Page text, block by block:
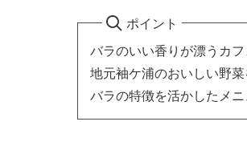
ポイント
バラのいい香りが漂うカフ
地元袖ケ浦のおいしい野
バラの特徴を活かしたメ